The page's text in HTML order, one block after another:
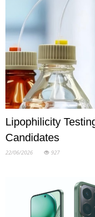
Lipophilicity
Candidates
22/06/2026 927